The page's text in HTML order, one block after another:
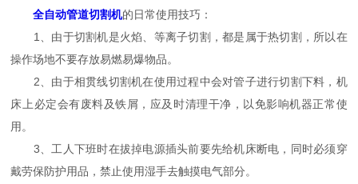
全自动管道切割机的日常使用技巧：
1、由于切割机是火焰、等离子切割，都是属于热切割，所以在
操作场地不要存放易燃易爆物品。
2、由于相贯线切割机在使用过程中会对管子进行切割下料，机
床上必定会有废料及铁屑，应及时清理干净，以免影响机器正常使
用。
3、工人下班时在拔掉电源插头前要先给机床断电，同时必须穿
戴劳保防护用品，禁止使用湿手去触摸电气部分。